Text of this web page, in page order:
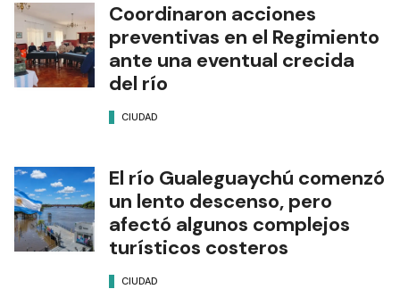
Coordinaron acciones
preventivas en el Regimiento
ante una eventual crecida
del río
CIUDAD
El río Gualeguaychú comenzó
un lento descenso, pero
afectó algunos complejos
turísticos costeros
CIUDAD